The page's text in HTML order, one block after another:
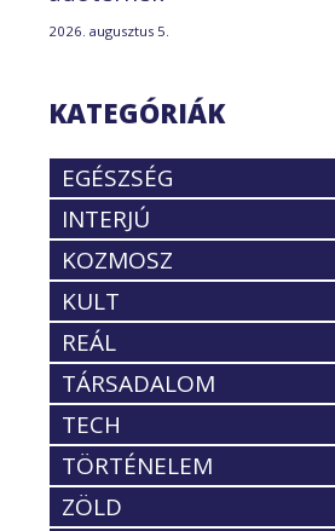
2026. augusztus 5.
KATEGÓRIÁK
EGÉSZSÉG
INTERJÚ
KOZMOSZ
KULT
REÁL
TÁRSADALOM
TECH
TÖRTÉNELEM
ZÖLD